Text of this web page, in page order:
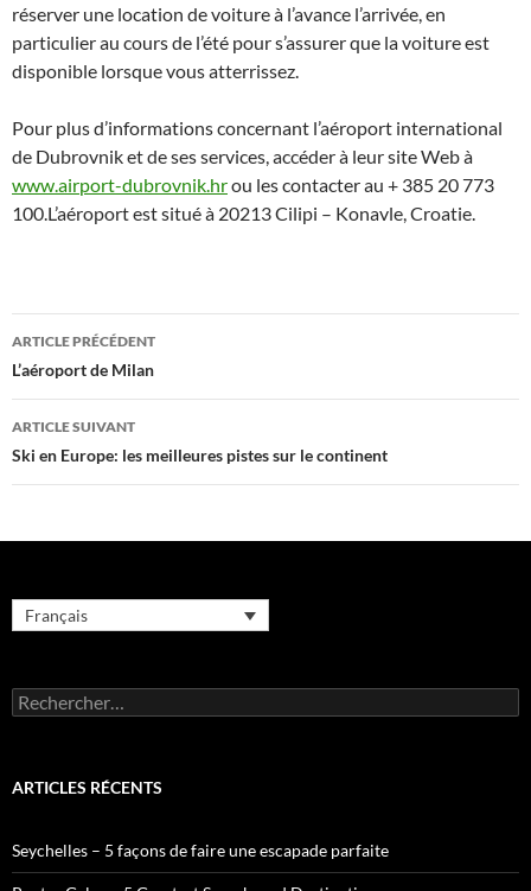
réserver une location de voiture à l’avance l’arrivée, en
particulier au cours de l’été pour s’assurer que la voiture est
disponible lorsque vous atterrissez.
Pour plus d’informations concernant l’aéroport international
de Dubrovnik et de ses services, accéder à leur site Web à
www.airport-dubrovnik.hrou les contacter au + 385 20 773
100.L’aéroport est situé à 20213 Cilipi – Konavle, Croatie.
Navigation
des
articles
ARTICLE PRÉCÉDENT
L’aéroport de Milan
ARTICLE SUIVANT
Ski en Europe: les meilleures pistes sur le continent
Français
Rechercher :
ARTICLES RÉCENTS
Seychelles – 5 façons de faire une escapade parfaite